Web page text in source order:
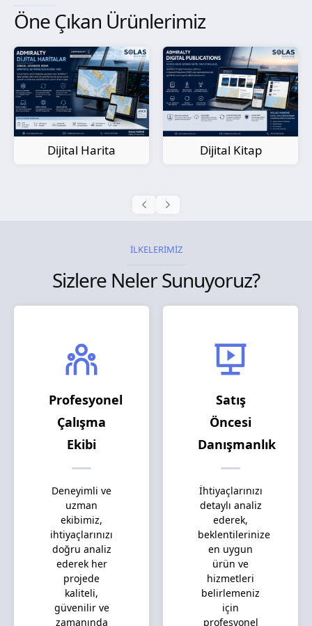
Öne Çıkan Ürünlerimiz
Dijital Kitap
Kağıt Harita
İLKELERİMİZ
Sizlere Neler Sunuyoruz?
Profesyonel
Çalışma
Ekibi
Deneyimli ve
uzman
ekibimiz,
ihtiyaçlarınızı
doğru analiz
ederek her
projede
kaliteli,
güvenilir ve
zamanında
Satış
Öncesi
Danışmanlık
İhtiyaçlarınızı
detaylı analiz
ederek,
beklentilerinize
en uygun
ürün ve
hizmetleri
belirlemeniz
için
profesyonel